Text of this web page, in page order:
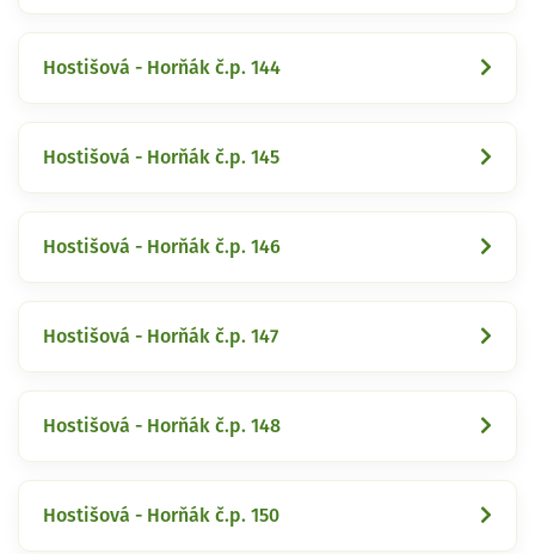
Hostišová - Horňák č.p. 144
Hostišová - Horňák č.p. 145
Hostišová - Horňák č.p. 146
Hostišová - Horňák č.p. 147
Hostišová - Horňák č.p. 148
Hostišová - Horňák č.p. 150